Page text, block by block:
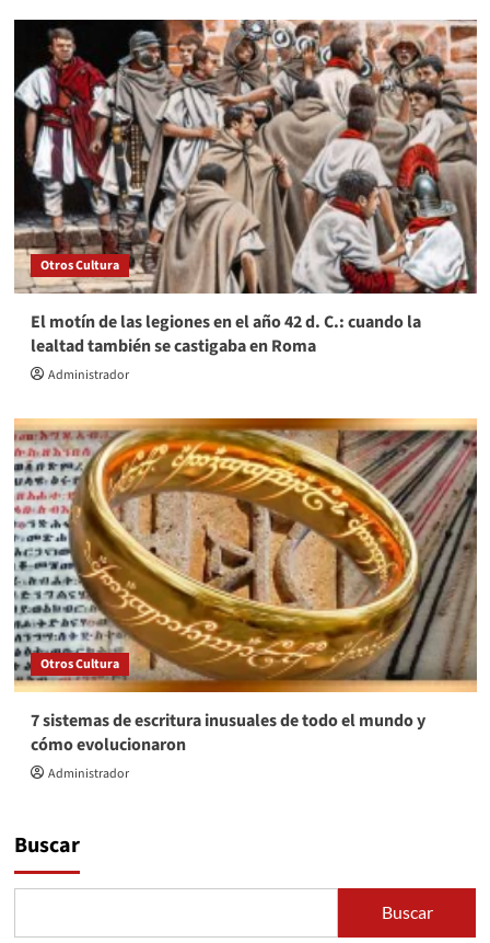
Otros Cultura
El motín de las legiones en el año 42 d. C.: cuando la
lealtad también se castigaba en Roma
Administrador
Otros Cultura
7 sistemas de escritura inusuales de todo el mundo y
cómo evolucionaron
Administrador
Buscar
Buscar